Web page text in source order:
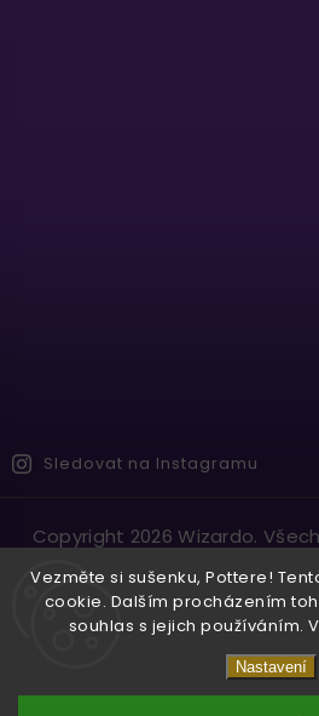
Vezměte si sušenku, Pottere!
cookie. Dalším procházením
souhlas s jejich používáním.
Nastavení
Sledovat na Instagramu
Copyright 2026Wizardo.
VytvořilShoptet| Design